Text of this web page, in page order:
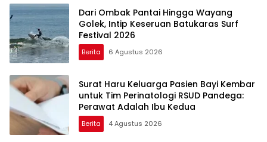
Dari Ombak Pantai Hingga Wayang
Golek, Intip Keseruan Batukaras Surf
Festival 2026
Berita 6 Agustus 2026
Surat Haru Keluarga Pasien Bayi Kembar
untuk Tim Perinatologi RSUD Pandega:
Perawat Adalah Ibu Kedua
Berita 4 Agustus 2026